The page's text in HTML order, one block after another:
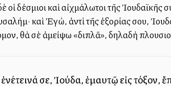
οἱ δέσμιοι καὶ αἰχμάλωτοι τῆς
καὶ Ἐγώ, ἀντὶ τῆς ἐξορίας σου,
θὰ σὲ ἀμείψω «διπλᾶ», δηλαδὴ
ἐνέτεινά σε, Ἰούδα, ἐμαυτῷ εἰς